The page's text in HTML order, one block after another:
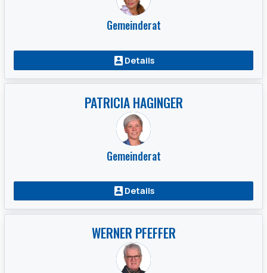
Gemeinderat
Details
PATRICIA HAGINGER
Gemeinderat
Details
WERNER PFEFFER